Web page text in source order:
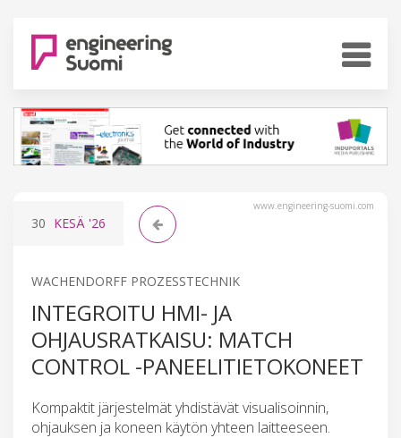
www.engineering-suomi.com
30 KESÄ '26
WACHENDORFF PROZESSTECHNIK
INTEGROITU HMI- JA
OHJAUSRATKAISU: MATCH
CONTROL -PANEELITIETOKONEET
Kompaktit järjestelmät yhdistävät visualisoinnin,
ohjauksen ja koneen käytön yhteen laitteeseen.